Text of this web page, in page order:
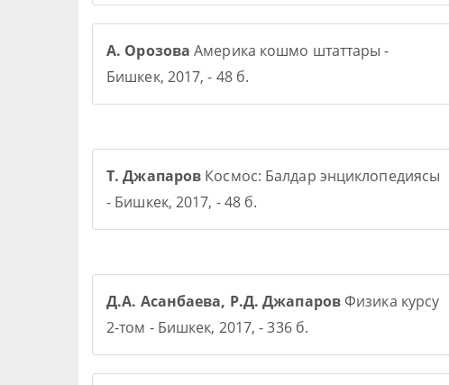
А. Орозова Америка кошмо штаттары -
Бишкек, 2017, - 48 б.
Т. Джапаров Космос: Балдар энциклопедиясы
- Бишкек, 2017, - 48 б.
Д.А. Асанбаева, Р.Д. ДжапаровФизика курсу
2-том - Бишкек, 2017, - 336 б.